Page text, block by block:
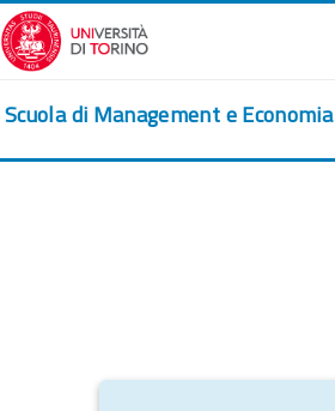
Salta al contenido principal
Scuola di Management e Economia